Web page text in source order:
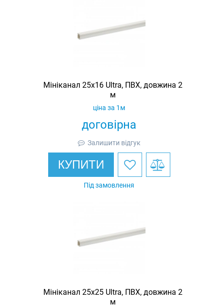
Мініканал 25х16 Ultra, ПВХ, довжина 2
м
договірна
ціна за 1м
Залишити відгук
КУПИТИ
Під замовлення
Мініканал 25х25 Ultra, ПВХ, довжина 2
м